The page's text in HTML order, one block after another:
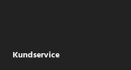
Kundservice